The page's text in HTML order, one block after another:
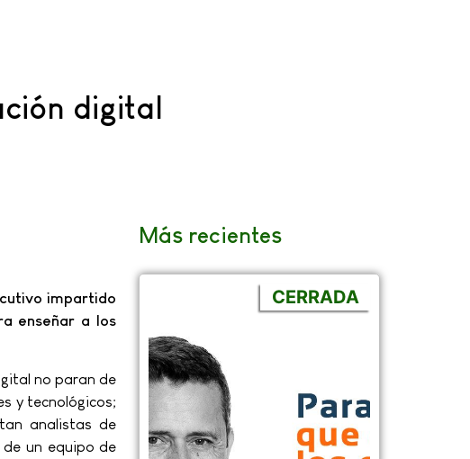
digital
impartido
enseñar a los
no paran de
y tecnológicos;
analistas de
un equipo de
Más recientes
CERRADA